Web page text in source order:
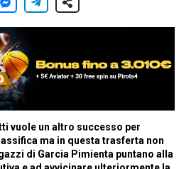
vuole un altro successo per
ma in questa trasferta non
di Garcia Pimienta puntano alla